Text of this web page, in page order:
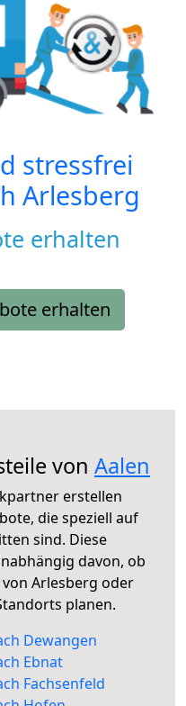
stressfrei
Arlesberg
erhalten
erhalten
von Aalen
erstellen
die speziell auf
sind. Diese
davon, ob
Arlesberg oder
planen.
Dewangen
Ebnat
Fachsenfeld